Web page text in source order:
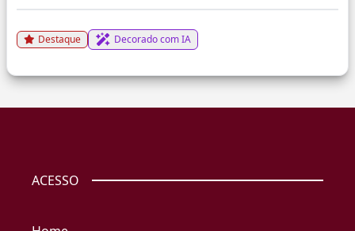
Destaque Decorado com IA
ACESSO